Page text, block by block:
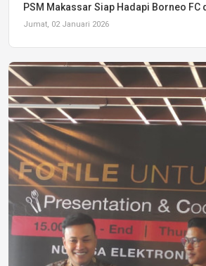
PSM Makassar Siap Hadapi Borneo FC
Jumat, 02 Januari 2026